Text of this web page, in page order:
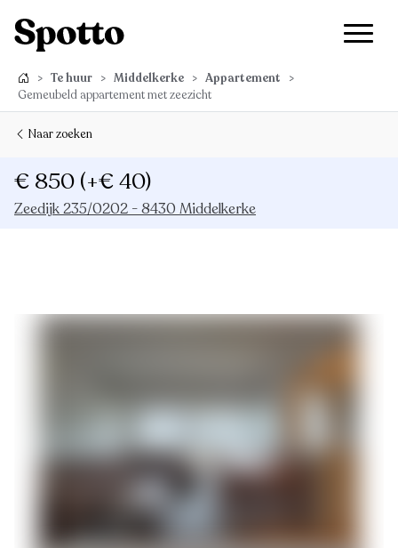
> Te huur > Middelkerke > Appartement
>
Gemeubeld appartement met zeezicht
Naar zoeken
€ 850 (+€ 40)
Zeedijk 235/0202 - 8430 Middelkerke